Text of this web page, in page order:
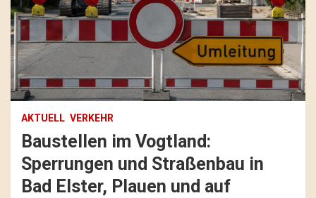
AKTUELL VERKEHR
Baustellen im Vogtland:
Sperrungen und Straßenbau in
Bad Elster, Plauen und auf